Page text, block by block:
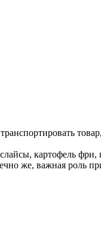
картофель
же, важная роль